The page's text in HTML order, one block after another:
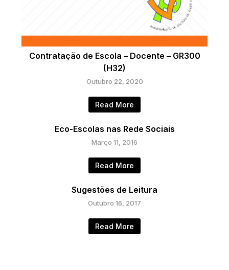
Contratação de Escola – Docente – GR300
(H32)
Outubro 22, 2020
Read More
Eco-Escolas nas Rede Sociais
Março 11, 2016
Read More
Sugestões de Leitura
Outubro 16, 2017
Read More